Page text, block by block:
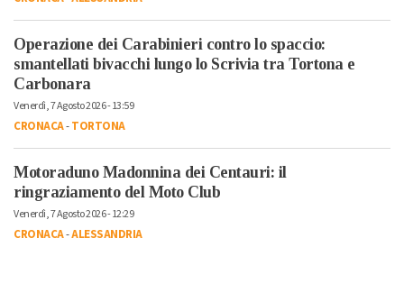
Operazione dei Carabinieri contro lo spaccio:
smantellati bivacchi lungo lo Scrivia tra Tortona e
Carbonara
Venerdì, 7 Agosto 2026 - 13:59
CRONACA-TORTONA
Motoraduno Madonnina dei Centauri: il
ringraziamento del Moto Club
Venerdì, 7 Agosto 2026 - 12:29
CRONACA-ALESSANDRIA